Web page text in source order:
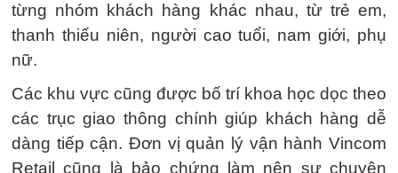
từng nhóm khách hàng khác nhau, từ trẻ em,
thanh thiếu niên, người cao tuổi, nam giới, phụ
nữ.
Các khu vực cũng được bố trí khoa học dọc theo
các trục giao thông chính giúp khách hàng dễ
dàng tiếp cận. Đơn vị quản lý vận hành Vincom
Retail cũng là bảo chứng làm nên sự chuyên